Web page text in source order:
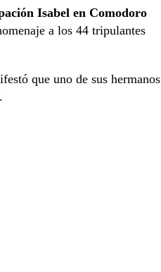
Isabel en Comodoro
a los 44 tripulantes
que uno de sus hermanos